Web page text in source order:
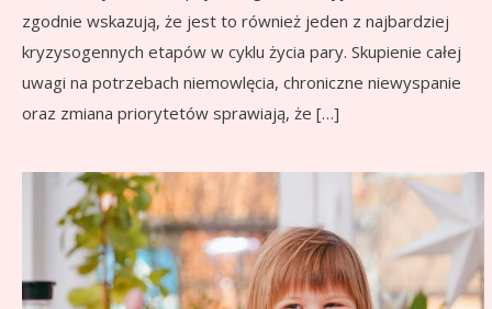
zgodnie wskazują, że jest to również jeden z najbardziej
kryzysogennych etapów w cyklu życia pary. Skupienie całej
uwagi na potrzebach niemowlęcia, chroniczne niewyspanie
oraz zmiana priorytetów sprawiają, że […]